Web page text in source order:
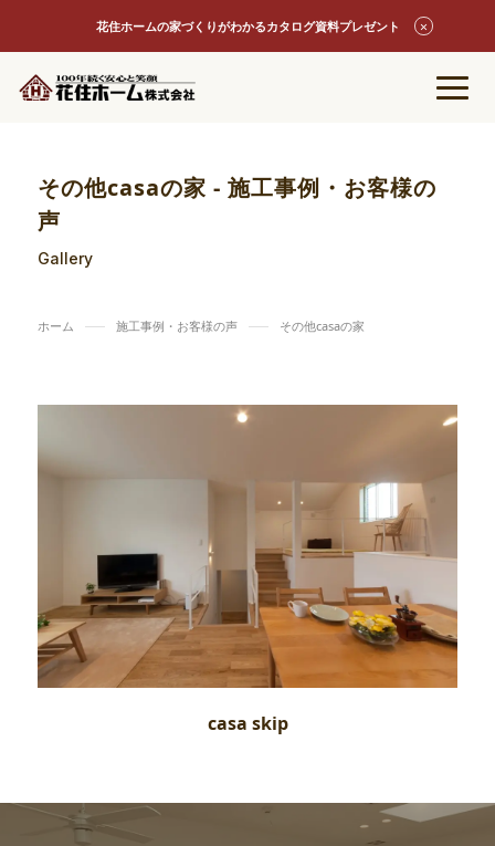
花住ホームの家づくりがわかるカタログ資料プレゼント
その他casaの家 - 施工事例・お客様の
声
Gallery
ホーム 施工事例・お客様の声 その他casaの家
casa skip